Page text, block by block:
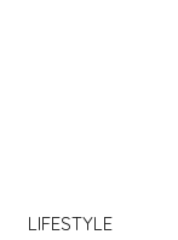
LIFESTYLE